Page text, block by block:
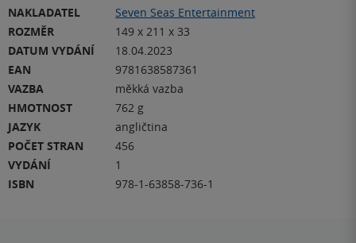
NAKLADATEL
Seven Seas Entertainment
ROZMĚR
149 x 211 x 33
DATUM VYDÁNÍ
18.04.2023
EAN
9781638587361
VAZBA
měkká vazba
HMOTNOST
762 g
JAZYK
angličtina
POČET STRAN
456
VYDÁNÍ
1
ISBN
978-1-63858-736-1